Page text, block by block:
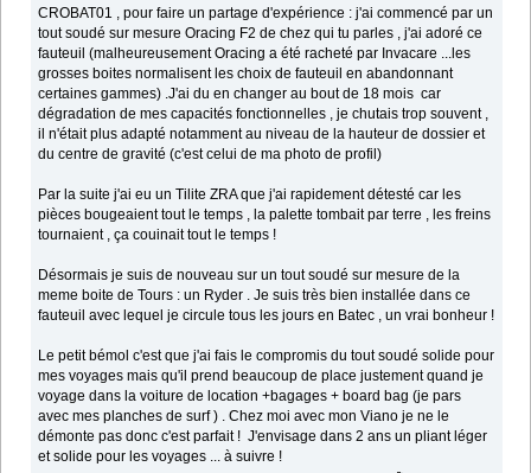
CROBAT01 , pour faire un partage d'expérience : j'ai commencé par un
tout soudé sur mesure Oracing F2 de chez qui tu parles , j'ai adoré ce
fauteuil (malheureusement Oracing a été racheté par Invacare ...les
grosses boites normalisent les choix de fauteuil en abandonnant
certaines gammes) .J'ai du en changer au bout de 18 mois car
dégradation de mes capacités fonctionnelles , je chutais trop souvent ,
il n'était plus adapté notamment au niveau de la hauteur de dossier et
du centre de gravité (c'est celui de ma photo de profil)
Par la suite j'ai eu un Tilite ZRA que j'ai rapidement détesté car les
pièces bougeaient tout le temps , la palette tombait par terre , les freins
tournaient , ça couinait tout le temps !
Désormais je suis de nouveau sur un tout soudé sur mesure de la
meme boite de Tours : un Ryder . Je suis très bien installée dans ce
fauteuil avec lequel je circule tous les jours en Batec , un vrai bonheur !
Le petit bémol c'est que j'ai fais le compromis du tout soudé solide pour
mes voyages mais qu'il prend beaucoup de place justement quand je
voyage dans la voiture de location +bagages + board bag (je pars
avec mes planches de surf ) . Chez moi avec mon Viano je ne le
démonte pas donc c'est parfait ! J'envisage dans 2 ans un pliant léger
et solide pour les voyages ... à suivre !